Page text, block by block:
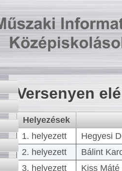
Versenyen
Helyezések
1. helyezett
Hegyesi
2. helyezett
Bálint
3. helyezett
Kiss